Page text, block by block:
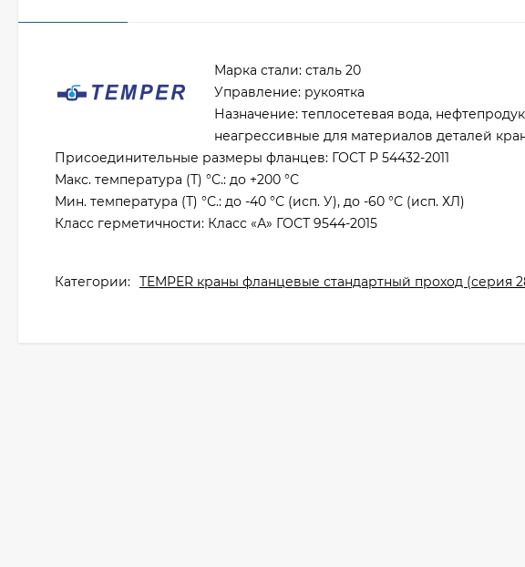
Марка стали: сталь 20
Управление: рукоятка
Назначение: теплосетевая вода,
неагрессивные для материалов деталей
Присоединительные размеры фланцев: ГОСТ Р 54432-2011
Макс. температура (Т) °С.: до +200 °С
Мин. температура (Т) °С.: до -40 °С (исп. У), до -60 °С (исп. ХЛ)
Класс герметичности: Класс «А» ГОСТ 9544-2015
Категории: TEMPER краны фланцевые стандартный проход (серия